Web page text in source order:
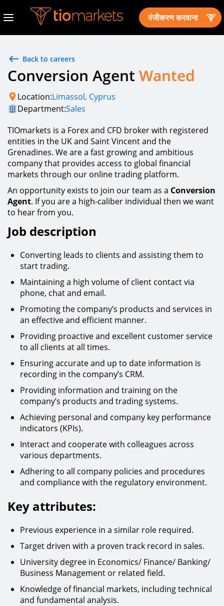
पंजीकरण करवाना
Back to careers
Conversion Agent Wanted
Location:Limassol, Cyprus
Department:Sales
TIOmarkets is a Forex and CFD broker with registered
entities in the UK and Saint Vincent and the
Grenadines. We are a fast growing and ambitious
company that provides access to global financial
markets through our online trading platform.
An opportunity exists to join our team as a Conversion
Agent. If you are a high-caliber individual then we want
to hear from you.
Job description
Converting leads to clients and assisting them to
start trading.
Maintaining a high volume of client contact via
phone, chat and email.
Promoting the company’s products and services in
an effective and efficient manner.
Providing proactive and excellent customer service
to all clients at all times.
Ensuring accurate and up to date information is
recording in the company’s CRM.
Providing information and training on the
company’s products and trading systems.
Achieving personal and company key performance
indicators (KPIs).
Interact and cooperate with colleagues across
various departments.
Adhering to all company policies and procedures
and compliance with the regulatory environment.
Key attributes:
Previous experience in a similar role required.
Target driven with a proven track record in sales.
University degree in Economics/ Finance/ Banking/
Business Management or related field.
Knowledge of financial markets, including technical
and fundamental analysis.